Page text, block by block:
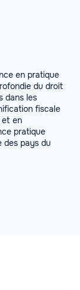
en pratique
du droit
dans les
fiscale
et en
pratique
des pays du